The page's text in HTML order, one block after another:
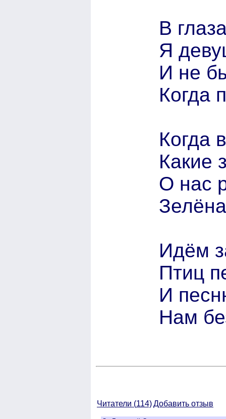
В
Я
И не
Когда
Когда
Какие
О нас
Идём
Птиц
И
Нам
Читатели (114)Добавить отзыв